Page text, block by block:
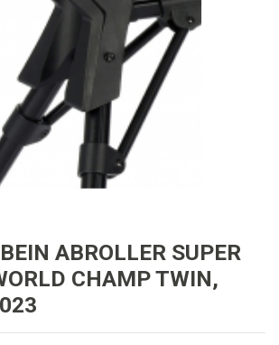
ABROLLER SUPER
CHAMP TWIN,